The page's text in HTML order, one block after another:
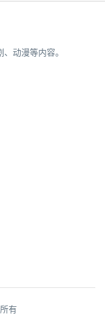
动漫等内容。
有